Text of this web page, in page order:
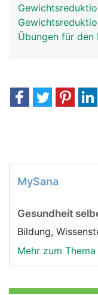
Übungen für den
MySana
Gesundheit
Bildung,
Mehr zum Thema